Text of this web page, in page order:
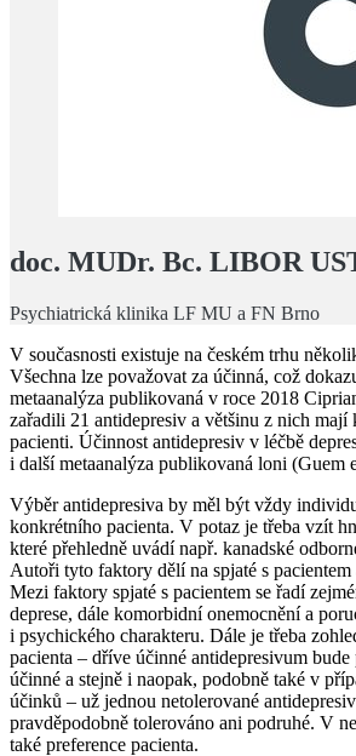
doc. MUDr. Bc. LIBOR
Psychiatrická klinika LF MU a FN Brno
V současnosti existuje na českém trhu
Všechna lze považovat za účinná, což
metaanalýza publikovaná v roce 2018
zařadili 21 antidepresiv a většinu z nich mají
pacienti. Účinnost antidepresiv v léčbě
i další metaanalýza publikovaná loni (Guem
Výběr antidepresiva by měl být vždy
konkrétního pacienta. V potaz je třeba vzít
které přehledně uvádí např. kanadské
Autoři tyto faktory dělí na spjaté s pacientem
Mezi faktory spjaté s pacientem se řadí
deprese, dále komorbidní onemocnění a
i psychického charakteru. Dále je třeba
pacienta – dříve účinné antidepresivum
účinné a stejně i naopak, podobně také v
účinků – už jednou netolerované
pravděpodobně tolerováno ani podruhé. V
také preference pacienta.